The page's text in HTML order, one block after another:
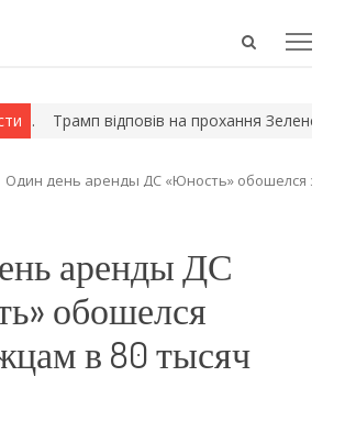
Open
Трамп відповів на прохання
Один день аренды ДС «Юность» обошелся
аренды ДС
обошелся
в 80 тысяч